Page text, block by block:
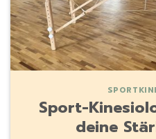
Sport-
deine